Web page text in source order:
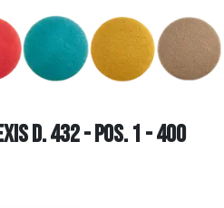
D. 432 - Pos. 1 - 400